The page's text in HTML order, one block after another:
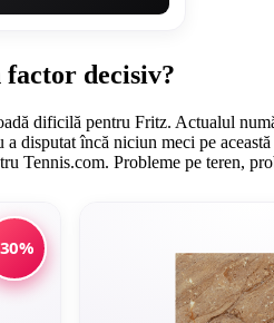
decisiv?
dificilă pentru Fritz. Actualul
disputat încă niciun meci pe
Tennis.com. Probleme pe teren,